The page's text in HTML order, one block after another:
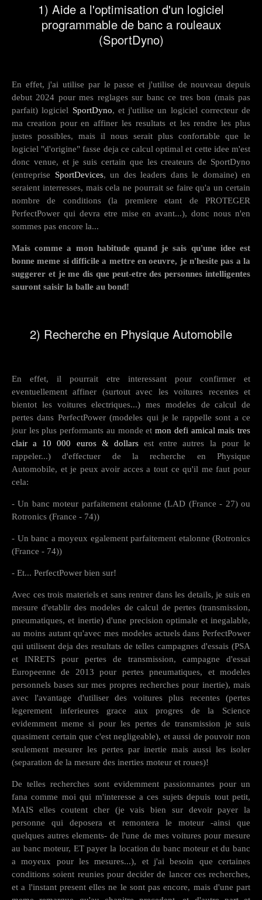
1) Aide a l'optimisation d'un logiciel
programmable de banc a rouleaux
(SportDyno)
En effet, j'ai utilise par le passe et j'utilise de nouveau depuis
debut 2024 pour mes reglages sur banc ce tres bon (mais pas
parfait) logiciel SportDyno, et j'utilise un logiciel correcteur de
ma creation pour en affiner les resultats et les rendre les plus
justes possibles, mais il nous serait plus confortable que le
logiciel "d'origine" fasse deja ce calcul optimal et cette idee m'est
donc venue, et je suis certain que les createurs de SportDyno
(entreprise SportDevices, un des leaders dans le domaine) en
seraient interresses, mais cela ne pourrait se faire qu'a un certain
nombre de conditions (la premiere etant de PROTEGER
PerfectPower qui devra etre mise en avant...), donc nous n'en
sommes pas encore la...
Mais comme a mon habitude quand je sais qu'une idee est
bonne meme si difficile a mettre en oeuvre, je n'hesite pas a la
suggerer et je me dis que peut-etre des personnes intelligentes
sauront saisir la balle au bond!
2) Recherche en Physique Automobile
En effet, il pourrait etre interessant pour confirmer et
eventuellement affiner (surtout avec les voitures recentes et
bientot les voitures electriques...) mes modeles de calcul de
pertes dans PerfectPower (modeles qui je le rappelle sont a ce
jour les plus performants au monde etmon defi amical mais tres
clair a 10 000 euros & dollars est entre autres la pour le
rappeler...) d'effectuer de la recherche en Physique
Automobile, et je peux avoir acces a tout ce qu'il me faut pour
cela:
- Un banc moteur parfaitement etalonne (LAD (France - 27) ou
Rotronics (France - 74))
- Un banc a moyeux egalement parfaitement etalonne (Rotronics
(France - 74))
- Et... PerfectPower bien sur!
Avec ces trois materiels et sans rentrer dans les details, je suis en
mesure d'etablir des modeles de calcul de pertes (transmission,
pneumatiques, et inertie) d'une precision optimale et inegalable,
au moins autant qu'avec mes modeles actuels dans PerfectPower
qui utilisent deja des resultats de telles campagnes d'essais (PSA
et INRETS pour pertes de transmission, campagne d'essai
Europeenne de 2013 pour pertes pneumatiques, et modeles
personnels bases sur mes propres recherches pour inertie), mais
avec l'avantage d'utiliser des voitures plus recentes (pertes
legerement inferieures grace aux progres de la Science
evidemment meme si pour les pertes de transmission je suis
quasiment certain que c'est negligeable), et aussi de pouvoir non
seulement mesurer les pertes par inertie mais aussi les isoler
(separation de la mesure des inerties moteur et roues)!
De telles recherches sont evidemment passionnantes pour un
fana comme moi qui m'interesse a ces sujets depuis tout petit,
MAIS elles coutent cher (je vais bien sur devoir payer la
personne qui deposera et remontera le moteur -ainsi que
quelques autres elements- de l'une de mes voitures pour mesure
au banc moteur, ET payer la location du banc moteur et du banc
a moyeux pour les mesures...), et j'ai besoin que certaines
conditions soient reunies pour decider de lancer ces recherches,
et a l'instant present elles ne le sont pas encore, mais d'une part